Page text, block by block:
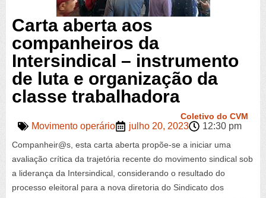
Carta aberta aos
companheiros da
Intersindical – instrumento
de luta e organização da
classe trabalhadora
Coletivo do CVM
Movimento operário julho 20, 2023 12:30 pm
Companheir@s, esta carta aberta propõe-se a iniciar uma
avaliação crítica da trajetória recente do movimento sindical sob
a liderança da Intersindical, considerando o resultado do
processo eleitoral para a nova diretoria do Sindicato dos